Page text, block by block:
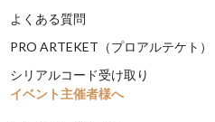
よくある質問
PRO ARTEKET（プロアルテケト）
シリアルコード受け取り
イベント主催者様へ